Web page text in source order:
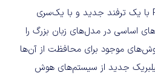
استارتاپ Robust Intelligence با یک ترفند جدید و با یک‌سری
اساسی در مدل‌های زبان بزرگ را
موجود برای محافظت از آن‌ها
جدید از سیستم‌های هوش